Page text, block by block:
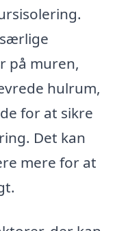
på muren,
hulrum,
for at sikre
Det kan
mere for at